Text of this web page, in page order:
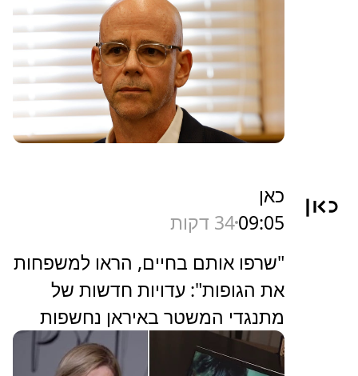
כאן
09:0534 דקות
"שרפו אותם בחיים, הראו למשפחות
את הגופות": עדויות חדשות של
מתנגדי המשטר באיראן נחשפות